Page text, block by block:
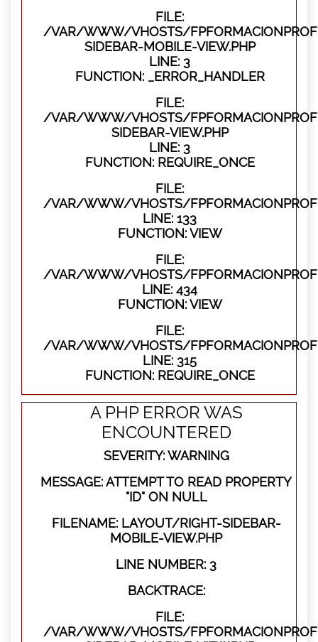
FILE:
/VAR/WWW/VHOSTS/
SIDEBAR-MOBILE-VIEW.PHP
LINE: 3
FUNCTION: _ERROR_HANDLER
FILE:
/VAR/WWW/VHOSTS/
SIDEBAR-VIEW.PHP
LINE: 3
FUNCTION: REQUIRE_ONCE
FILE:
/VAR/WWW/VHOSTS/
LINE: 133
FUNCTION: VIEW
FILE:
/VAR/WWW/VHOSTS/
LINE: 434
FUNCTION: VIEW
FILE:
/VAR/WWW/VHOSTS/
LINE: 315
FUNCTION: REQUIRE_ONCE
A PHP ERROR WAS
ENCOUNTERED
SEVERITY: WARNING
MESSAGE: ATTEMPT TO READ PROPERTY
"ID" ON NULL
FILENAME: LAYOUT/RIGHT-SIDEBAR-
MOBILE-VIEW.PHP
LINE NUMBER: 3
BACKTRACE:
FILE:
/VAR/WWW/VHOSTS/